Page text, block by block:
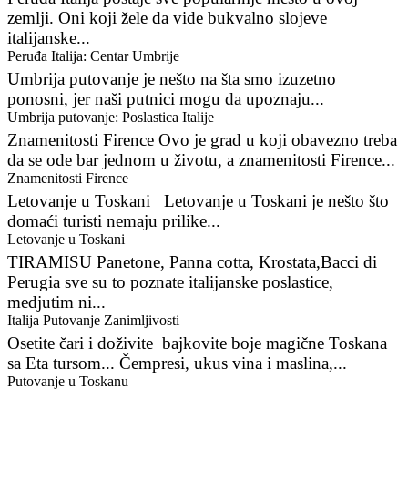
zemlji. Oni koji žele da vide bukvalno slojeve
italijanske...
Peruđa Italija: Centar Umbrije
Umbrija putovanje je nešto na šta smo izuzetno
ponosni, jer naši putnici mogu da upoznaju...
Umbrija putovanje: Poslastica Italije
Znamenitosti Firence Ovo je grad u koji obavezno treba
da se ode bar jednom u životu, a znamenitosti Firence...
Znamenitosti Firence
Letovanje u Toskani Letovanje u Toskani je nešto što
domaći turisti nemaju prilike...
Letovanje u Toskani
TIRAMISU Panetone, Panna cotta, Krostata,Bacci di
Perugia sve su to poznate italijanske poslastice,
medjutim ni...
Italija Putovanje Zanimljivosti
Osetite čari i doživite bajkovite boje magične Toskana
sa Eta tursom... Čempresi, ukus vina i maslina,...
Putovanje u Toskanu